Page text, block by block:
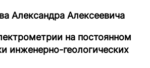
Александра Алексеевича
на постоянном
инженерно-геологических